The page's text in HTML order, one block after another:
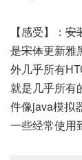
【感受】： 安
是宋体更新雅
外几乎所有
就是几乎所有
件像java模拟
一些经常使用